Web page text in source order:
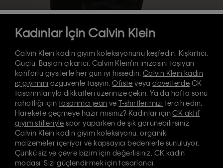
Kadınlar İçin Calvin Klein
Calvin Klein kadın giyim koleksiyonunu keşfedin. Kışkırtıcı.
Güçlü. Baştan çıkarıcı. Calvin Klein’ın imzasını taşıyan
konforlu giysilerle her gün iyi hissedin. Calvin Klein kadın
iç giyimini özgüvenle taşıyın.Ofiste veyadavetlerde CK
tasarımlarıyla dikkatleri üzerinize çekin. Ya da hafta sonu
rahatlığı içintasarımcı jean veT-shirtlerimizi tercih edin.
Harekete geçmeye hazır mısınız? Kadınlar içinCK aktif
giyim stilleriyle spor yaparken de şık görünebilirsiniz.
Calvin Klein kadın giyim koleksiyonu, organik
malzemeler içeriyor ve kapsayıcı bedenlerle sunuluyor.
Çünkü siz ve çevre bizim için değerlisiniz. CK kadın
modası. Sizi güçlendirmek için tasarlandı.